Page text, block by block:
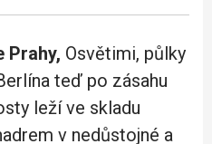
Prahy, Osvětimi, půlky
teď po zásahu
leží ve skladu
v nedůstojné a